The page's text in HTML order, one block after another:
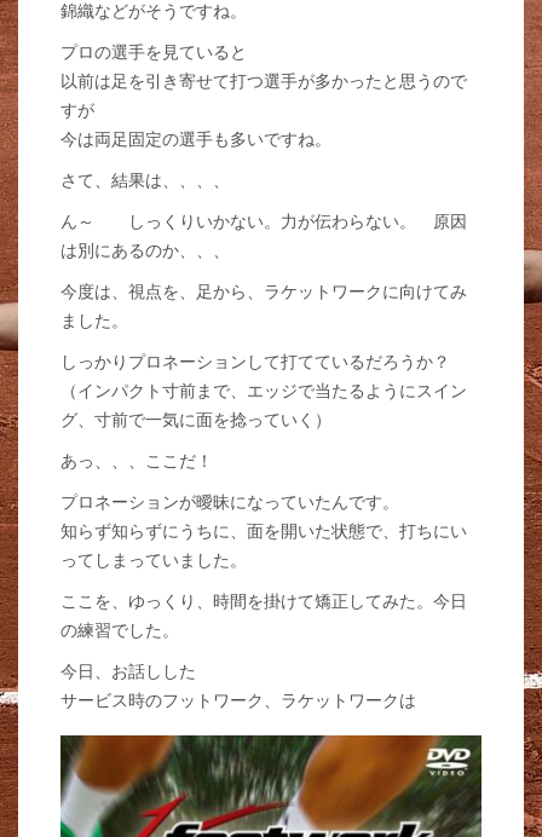
錦織などがそうですね。
プロの選手を見ていると
以前は足を引き寄せて打つ選手が多かったと思うので
すが
今は両足固定の選手も多いですね。
さて、結果は、、、、
ん～ しっくりいかない。力が伝わらない。 原因
は別にあるのか、、、
今度は、視点を、足から、ラケットワークに向けてみ
ました。
しっかりプロネーションして打てているだろうか？
（インパクト寸前まで、エッジで当たるようにスイン
グ、寸前で一気に面を捻っていく）
あっ、、、ここだ！
プロネーションが曖昧になっていたんです。
知らず知らずにうちに、面を開いた状態で、打ちにい
ってしまっていました。
ここを、ゆっくり、時間を掛けて矯正してみた。今日
の練習でした。
今日、お話しした
サービス時のフットワーク、ラケットワークは